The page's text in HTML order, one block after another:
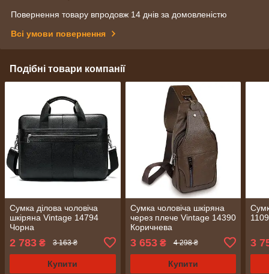
Повернення товару впродовж 14 днів за домовленістю
Всі умови повернення
Подібні товари компанії
Сумка ділова чоловіча
шкіряна Vintage 14794
Чорна
2 783 ₴ 3 163 ₴
Купити
Сумка чоловіча шкіряна
через плече Vintage 14390
Коричнева
3 653₴ 4 298 ₴
Купити
3